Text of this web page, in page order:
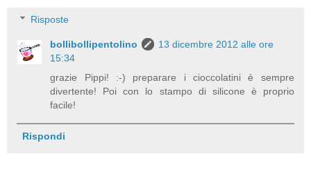
Risposte
bollibollipentolino
13 dicembre 2012 alle ore
15:34
grazie Pippi! :-) preparare i cioccolatini è sempre
divertente! Poi con lo stampo di silicone è proprio
facile!
Rispondi